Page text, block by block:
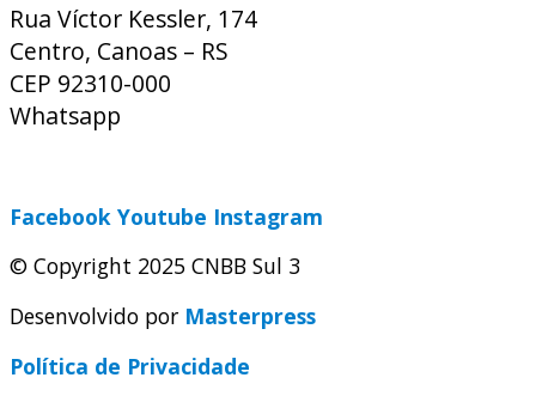
Rua Víctor Kessler, 174
Centro, Canoas – RS
CEP 92310-000
Whatsapp
Facebook Youtube Instagram
© Copyright 2025 CNBB Sul 3
Desenvolvido por Masterpress
Política de Privacidade